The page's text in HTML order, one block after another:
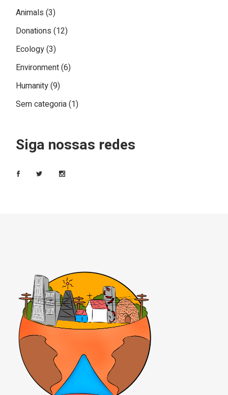
Animals (3)
Donations (12)
Ecology(3)
Environment(6)
Humanity(9)
Sem categoria(1)
Siga nossas redes